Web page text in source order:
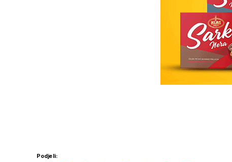
Podjeli: